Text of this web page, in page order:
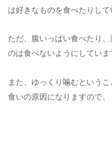
は好きなものを食べたりして
ただ、腹いっぱい食べたり
のは食べないようにしていま
また、ゆっくり噛むという
食いの原因になりますので。